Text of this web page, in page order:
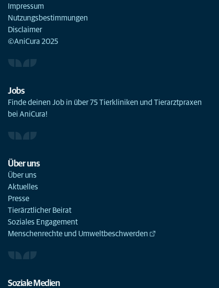
Impressum
Nutzungsbestimmungen
Disclaimer
©AniCura 2025
Jobs
Finde deinen Job in über 75 Tierkliniken und Tierarztpraxen
bei AniCura!
Über uns
Über uns
Aktuelles
Presse
Tierärztlicher Beirat
Soziales Engagement
Menschenrechte und Umweltbeschwerden
Soziale Medien